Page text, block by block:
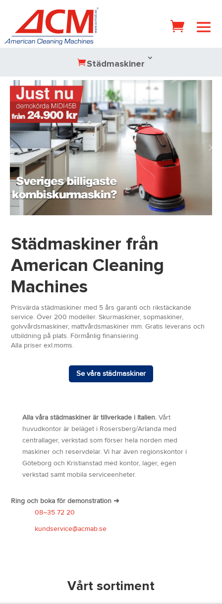
Städmaskiner
Städmaskiner från
American Cleaning
Machines
Prisvärda städmaskiner med 5 års garanti och rikstäckande
service. Över 200 modeller. Skurmaskiner, sopmaskiner,
golvvårdsmaskiner, mattvårdsmaskiner mm. Gratis leverans och
utbildning på plats. Förmånlig finansiering.
Alla priser exl.moms.
Se våra städmaskiner
Alla våra städmaskiner är tillverkade i Italien.Vårt
huvudkontor är beläget i Rosersberg/Arlanda med
centrallager, verkstad som förser hela norden med
maskiner och reservdelar. Vi har även regionskontor i
Göteborg och Kristianstad med kontor, lager, egen
verkstad samt mobila serviceenheter.
Ring och boka för demonstration ➜
08–35 72 20
kundservice@acmab.se
Vårt sortiment